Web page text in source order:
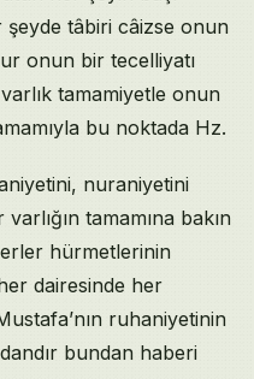
tâbiri câizse onun
onun bir tecelliyatı
tamamiyetle onun
bu noktada Hz.
nuraniyetini
tamamına bakın
hürmetlerinin
dairesinde her
ruhaniyetinin
bundan haberi